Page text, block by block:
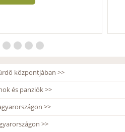
központjában >>
és panziók >>
>>
>>